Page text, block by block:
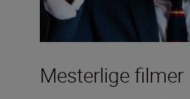
Mesterlige filmer